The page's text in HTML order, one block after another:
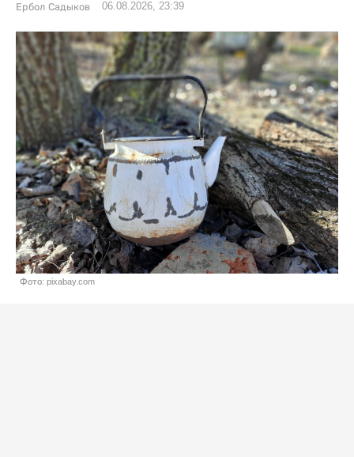
Ербол Садыков 06.08.2026, 23:39
Фото: pixabay.com